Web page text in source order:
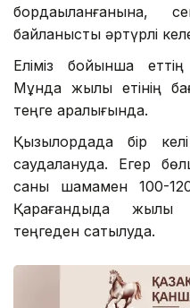
бордақыланғанына,
байланысты әртүрлі
Еліміз бойынша
Мұнда жылқы етінің
теңге аралығында.
Қызылордада бір
саудалануда. Егер
саны шамамен 100-
Қарағандыда жылқы
теңгеден сатылуда.